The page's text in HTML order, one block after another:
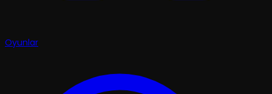
Oyunlar